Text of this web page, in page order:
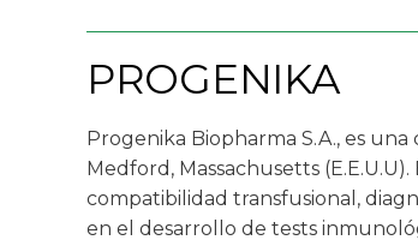
PROGENIKA
Progenika Biopharma S.A., es
Medford, Massachusetts
compatibilidad transfusional,
en el desarrollo de tests